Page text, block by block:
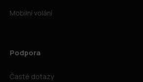
Mobilní volání
Podpora
Časté dotazy